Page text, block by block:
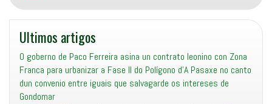
Ultimos artigos
O goberno de Paco Ferreira asina un contrato leonino con Zona
Franca para urbanizar a Fase II do Polígono d’A Pasaxe no canto
dun convenio entre iguais que salvagarde os intereses de
Gondomar